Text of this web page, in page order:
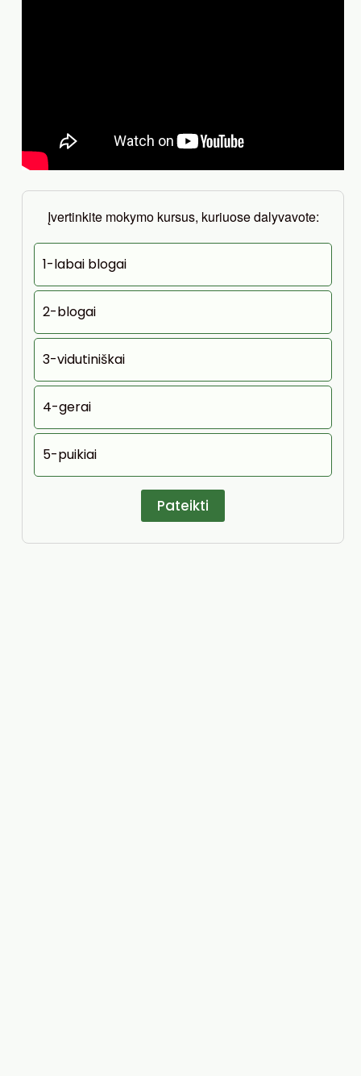
Įvertinkite mokymo kursus, kuriuose dalyvavote:
1-labai blogai
2-blogai
3-vidutiniškai
4-gerai
5-puikiai